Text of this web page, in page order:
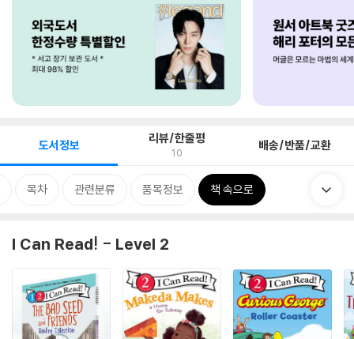
도서정보 리뷰/한줄평
10 배송/반품/교환
목차 관련분류 품목정보 책 속으로
I Can Read! - Level 2